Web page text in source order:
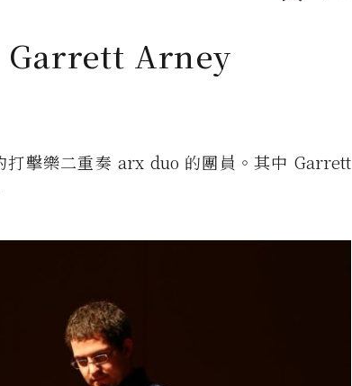
Garrett Arney
擊樂二重奏 arx duo 的團員。其中 Garrett